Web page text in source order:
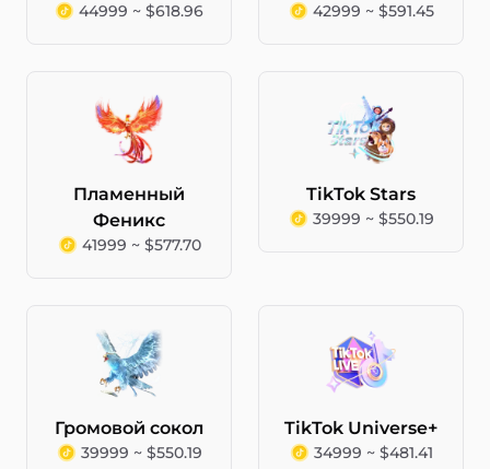
44999 ~ $618.96 42999 ~ $591.45
Пламенный
Феникс
41999 ~ $577.70
TikTok Stars
39999 ~ $550.19
Громовой сокол
39999 ~ $550.19
TikTok Universe+
34999 ~ $481.41